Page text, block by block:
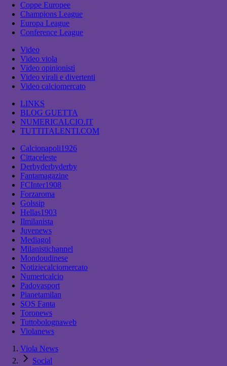
Coppe Europee
Champions League
Europa League
Conference League
Video
Video viola
Video opinionisti
Video virali e divertenti
Video calciomercato
LINKS
BLOG GUETTA
NUMERICALCIO.IT
TUTTITALENTI.COM
Calcionapoli1926
Cittaceleste
Derbyderbyderby
Fantamagazine
FCInter1908
Forzaroma
Golssip
Hellas1903
Ilmilanista
Juvenews
Mediagol
Milanistichannel
Mondoudinese
Notiziecalciomercato
Numericalcio
Padovasport
Pianetamilan
SOS Fanta
Toronews
Tuttobolognaweb
Violanews
Viola News
Social